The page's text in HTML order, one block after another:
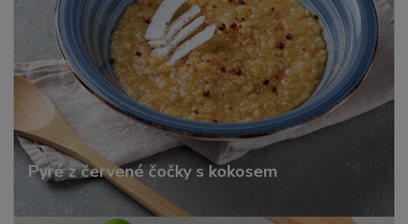
Pyré z červené čočky s kokosem